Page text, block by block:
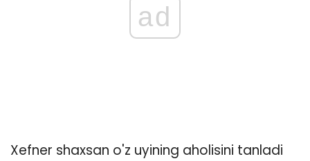
ad
Xefner shaxsan o'z uyining aholisini tanladi